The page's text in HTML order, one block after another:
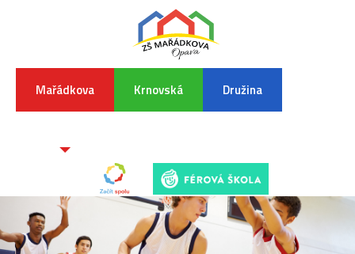
Mařádkova Krnovská Družina